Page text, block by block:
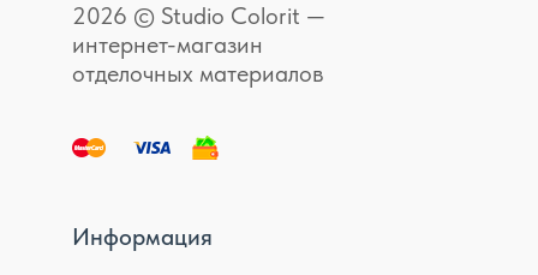
2026 © Studio Colorit —
интернет-магазин
отделочных материалов
Информация